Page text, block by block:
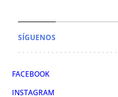
SÍGUENOS
FACEBOOK
INSTAGRAM